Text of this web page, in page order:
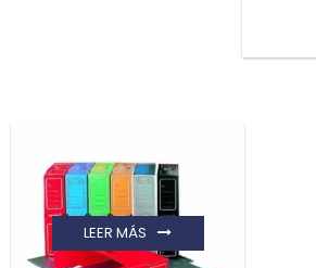
LEER MÁS